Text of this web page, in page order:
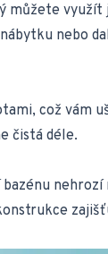
můžete využít
nebo
což vám
čistá déle.
nehrozí